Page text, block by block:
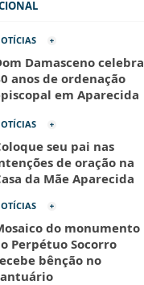
Damasceno celebra
anos de ordenação
em Aparecida
seu pai nas
de oração na
da Mãe Aparecida
do monumento
Perpétuo Socorro
bênção no